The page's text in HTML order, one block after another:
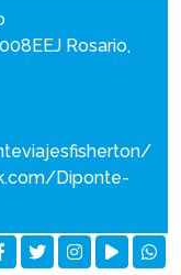
Rosario,
Diponte-